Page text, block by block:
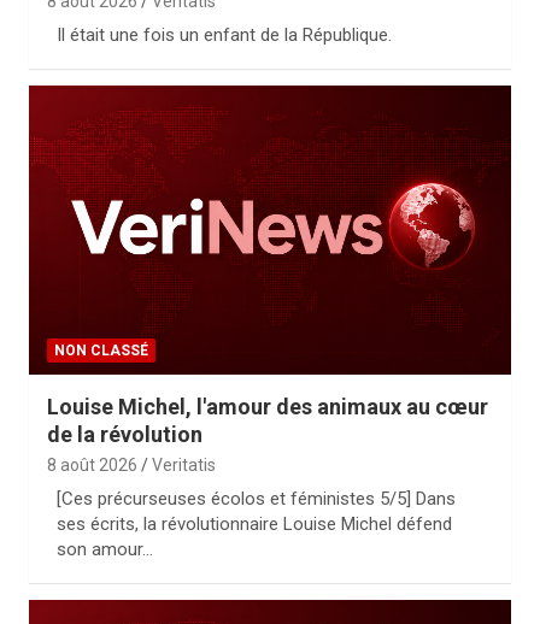
Il était une fois un enfant de la République.
NON CLASSÉ
Louise Michel, l'amour des animaux au cœur
de la révolution
8 août 2026 Veritatis
[Ces précurseuses écolos et féministes 5/5] Dans
ses écrits, la révolutionnaire Louise Michel défend
son amour…